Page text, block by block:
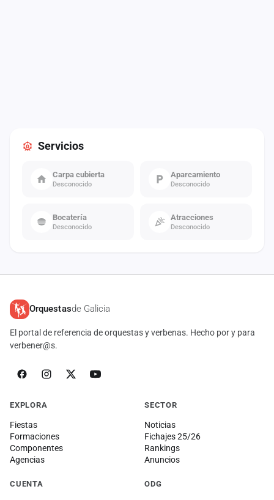
Servicios
Carpa cubierta
Desconocido
Aparcamiento
Desconocido
Bocatería
Desconocido
Atracciones
Desconocido
Orquestasde Galicia
El portal de referencia de orquestas y verbenas. Hecho por y para
verbener@s.
EXPLORA
Fiestas
Formaciones
Componentes
Agencias
SECTOR
Noticias
Fichajes 25/26
Rankings
Anuncios
CUENTA ODG